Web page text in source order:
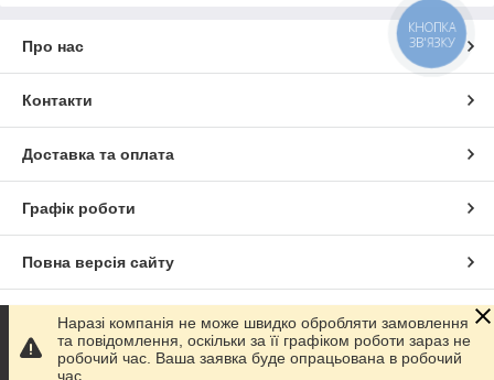
Про нас
Контакти
Доставка та оплата
Графік роботи
Повна версія сайту
Сайт створено на маркетплейсі Prom.ua
Політика конфіденційності
Наразі компанія не може швидко обробляти замовлення
та повідомлення, оскільки за її графіком роботи зараз не
робочий час. Ваша заявка буде опрацьована в робочий
час.
КНОПКА
ЗВ'ЯЗКУ